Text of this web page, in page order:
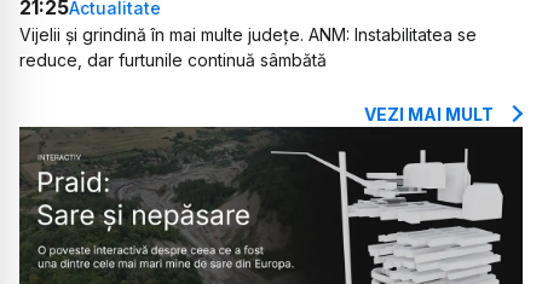
21:25Actualitate
Vijelii și grindină în mai multe județe. ANM: Instabilitatea se
reduce, dar furtunile continuă sâmbătă
VEZI MAI MULT